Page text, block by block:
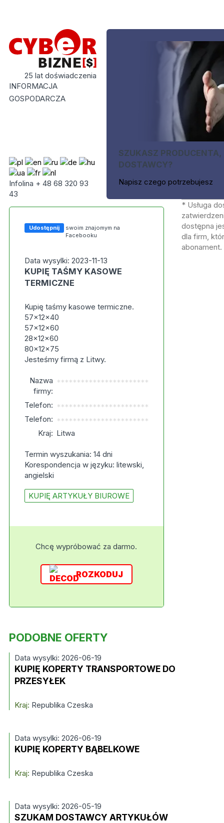
25 lat doświadczenia
INFORMACJA
GOSPODARCZA
Infolina + 48 68 320 93
43
SZUKASZ PRODUCENTA,
DOSTAWCY?
Napisz czego potrzebujesz
Udostępnij
swoim znajomym na
Facebooku
Data wysylki: 2023-11-13
KUPIĘ TAŚMY KASOWE
TERMICZNE
Kupię taśmy kasowe termiczne.
57x12x40
57x12x60
28x12x60
80x12x75
Jesteśmy firmą z Litwy.
Nazwa
firmy:
***********************
Telefon: ***********************
Telefon: ***********************
Kraj: Litwa
Termin wyszukania: 14 dni
Korespondencja w języku: litewski,
angielski
KUPIĘ ARTYKUŁY BIUROWE
Chcę wypróbować za darmo.
ROZKODUJ
* Usługa
dostępna
dla firm,
abonament.
PODOBNE OFERTY
Data wysylki: 2026-06-19
KUPIĘ KOPERTY TRANSPORTOWE DO
PRZESYŁEK
Kraj: Republika Czeska
Data wysylki: 2026-06-19
KUPIĘ KOPERTY BĄBELKOWE
Kraj: Republika Czeska
Data wysylki: 2026-05-19
SZUKAM DOSTAWCY ARTYKUŁÓW